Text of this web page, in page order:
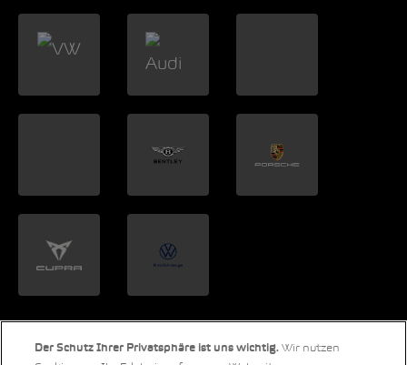
Der Schutz Ihrer Privatsphäre ist uns wichtig. Wir nutzen